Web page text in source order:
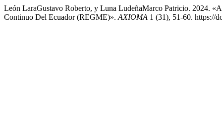
León LaraGustavo Roberto, y Luna LudeñaMarco Patricio. 2024.
Continuo Del Ecuador (REGME)». AXIOMA 1 (31), 51-60. https://